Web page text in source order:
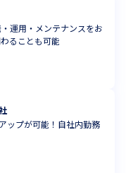
運用・メンテナンスをお
ることも可能
ップが可能！自社内勤務